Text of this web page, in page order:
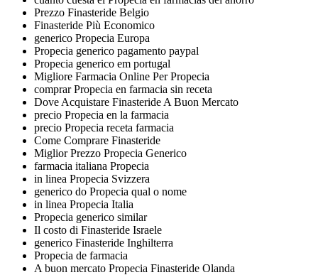
Prezzo Finasteride Belgio
Finasteride Più Economico
generico Propecia Europa
Propecia generico pagamento paypal
Propecia generico em portugal
Migliore Farmacia Online Per Propecia
comprar Propecia en farmacia sin receta
Dove Acquistare Finasteride A Buon Mercato
precio Propecia en la farmacia
precio Propecia receta farmacia
Come Comprare Finasteride
Miglior Prezzo Propecia Generico
farmacia italiana Propecia
in linea Propecia Svizzera
generico do Propecia qual o nome
in linea Propecia Italia
Propecia generico similar
Il costo di Finasteride Israele
generico Finasteride Inghilterra
Propecia de farmacia
A buon mercato Propecia Finasteride Olanda